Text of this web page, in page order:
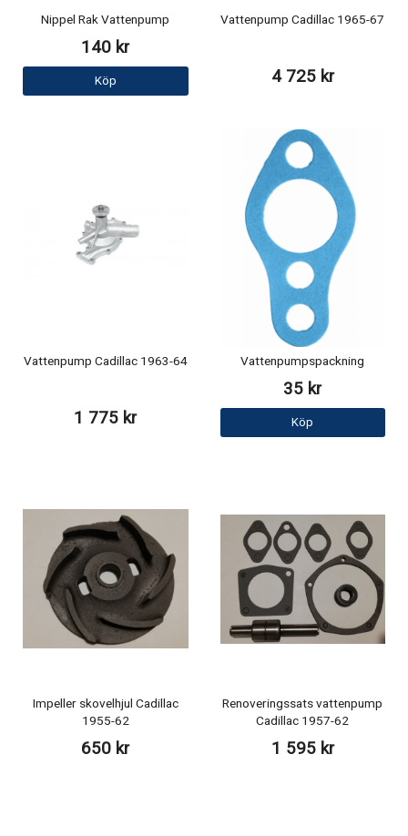
Nippel Rak Vattenpump
140 kr
Köp
Vattenpump Cadillac 1965-67
4 725 kr
Vattenpump Cadillac 1963-64
1 775 kr
Vattenpumpspackning
35 kr
Köp
Impeller skovelhjul Cadillac
1955-62
650 kr
Renoveringssats vattenpump
Cadillac 1957-62
1 595 kr